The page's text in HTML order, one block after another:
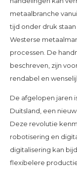
metaalbranche
tijd onder druk staan
Westerse
processen. De
beschreven, zijn
rendabel en
De afgelopen jaren
Duitsland, een
Deze revolutie
robotisering en
digitalisering kan
flexibelere